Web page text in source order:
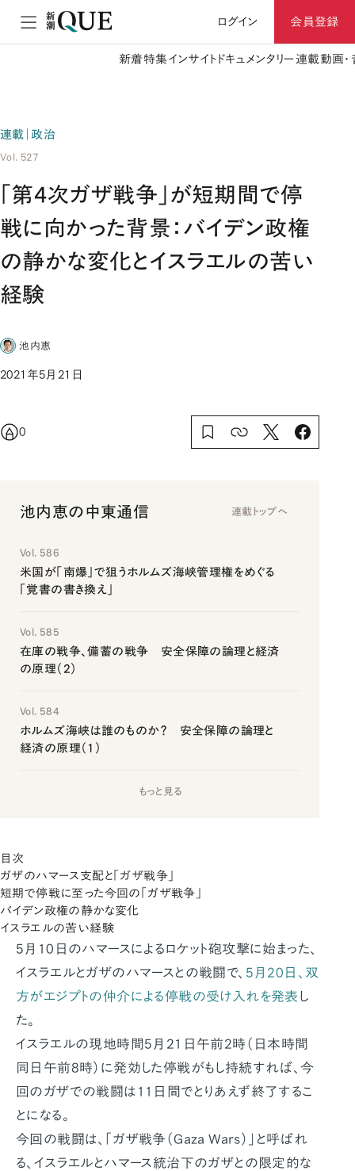
ログイン 会員登録
新着特集 インサイト ドキュメンタリー 連載動画
連載｜政治
Vol. 527
「第4次ガザ戦争」が短期間で停
戦に向かった背景：バイデン政権
の静かな変化とイスラエルの苦い
経験
池内恵
2021年5月21日
0
池内恵の中東通信 連載トップへ
Vol. 586
米国が「南爆」で狙うホルムズ海峡管理権をめぐる
「覚書の書き換え」
Vol. 585
在庫の戦争、備蓄の戦争 安全保障の論理と経済
の原理（2）
Vol. 584
ホルムズ海峡は誰のものか？ 安全保障の論理と
経済の原理（1）
もっと見る
目次
ガザのハマース支配と「ガザ戦争」
短期で停戦に至った今回の「ガザ戦争」
バイデン政権の静かな変化
イスラエルの苦い経験
5月10日のハマースによるロケット砲攻撃に始まった、
イスラエルとガザのハマースとの戦闘で、 5月20日、双
方がエジプトの仲介による停戦の受け入れを発表 し
た。
イスラエルの現地時間5月21日午前2時（日本時間
同日午前8時）に発効した停戦がもし持続すれば、今
回のガザでの戦闘は11日間でとりあえず終了するこ
とになる。
今回の戦闘は、「ガザ戦争（Gaza Wars）」と呼ばれ
る、イスラエルとハマース統治下のガザとの限定的な